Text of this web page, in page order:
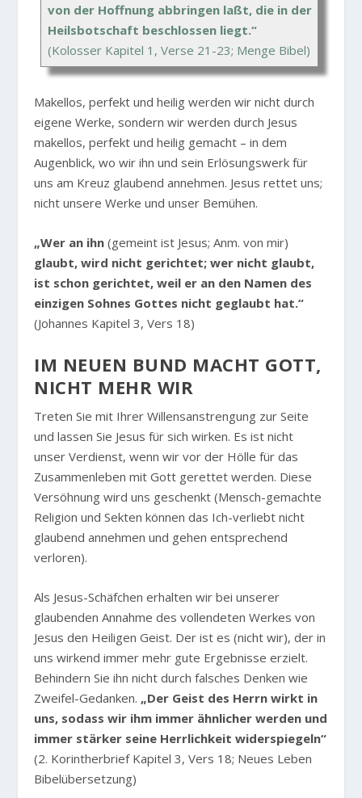
von der Hoffnung abbringen laßt, die in der
Heilsbotschaft beschlossen liegt.“
(Kolosser Kapitel 1, Verse 21-23; Menge Bibel)
Makellos, perfekt und heilig werden wir nicht durch
eigene Werke, sondern wir werden durch Jesus
makellos, perfekt und heilig gemacht – in dem
Augenblick, wo wir ihn und sein Erlösungswerk für
uns am Kreuz glaubend annehmen. Jesus rettet uns;
nicht unsere Werke und unser Bemühen.
„Wer an ihn (gemeint ist Jesus; Anm. von mir)
glaubt, wird nicht gerichtet; wer nicht glaubt,
ist schon gerichtet, weil er an den Namen des
einzigen Sohnes Gottes nicht geglaubt hat.“
(Johannes Kapitel 3, Vers 18)
IM NEUEN BUND MACHT GOTT,
NICHT MEHR WIR
Treten Sie mit Ihrer Willensanstrengung zur Seite
und lassen Sie Jesus für sich wirken. Es ist nicht
unser Verdienst, wenn wir vor der Hölle für das
Zusammenleben mit Gott gerettet werden. Diese
Versöhnung wird uns geschenkt (Mensch-gemachte
Religion und Sekten können das Ich-verliebt nicht
glaubend annehmen und gehen entsprechend
verloren).
Als Jesus-Schäfchen erhalten wir bei unserer
glaubenden Annahme des vollendeten Werkes von
Jesus den Heiligen Geist. Der ist es (nicht wir), der in
uns wirkend immer mehr gute Ergebnisse erzielt.
Behindern Sie ihn nicht durch falsches Denken wie
Zweifel-Gedanken. „Der Geist des Herrn wirkt in
uns, sodass wir ihm immer ähnlicher werden und
immer stärker seine Herrlichkeit widerspiegeln“
(2. Korintherbrief Kapitel 3, Vers 18; Neues Leben
Bibelübersetzung)